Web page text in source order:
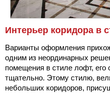
Интерьер коридора в
Варианты оформления
одним из неординарных
помещения в стиле лофт,
тщательно. Этому стилю,
небольших коридоров,